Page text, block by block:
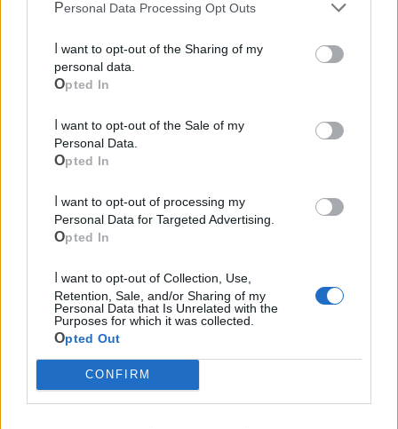
Personal Data Processing Opt Outs
personal data.
Opted In
Personal Data.
Opted In
Personal Data for Targeted Advertising.
Opted In
Retention, Sale, and/or Sharing of my
Personal Data that Is Unrelated with the
Purposes for which it was collected.
Opted Out
CONFIRM
Mondo CIA
Cia Agricoltori Italiani | Puglia - Area Due
Mari